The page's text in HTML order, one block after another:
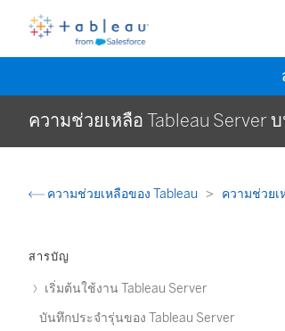
ความช่วยเหลือ Tableau Server
ความช่วยเหลือของ Tableau ความช่วยเ
สารบัญ
เริ่มต้นใช้งาน Tableau Server
บันทึกประจำรุ่นของ Tableau Server